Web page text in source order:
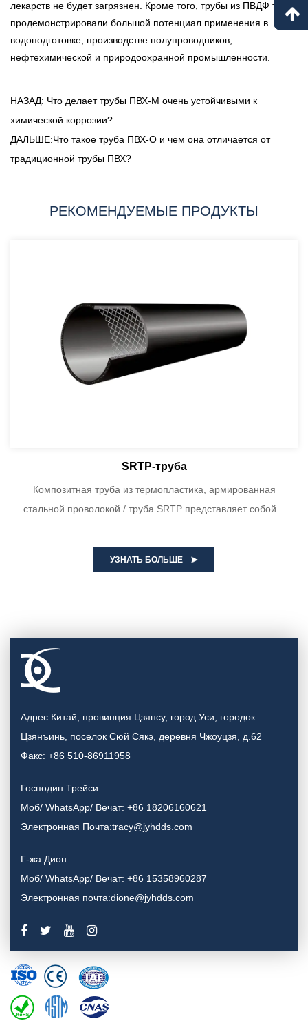
лекарств не будет загрязнен. Кроме того, трубы из ПВДФ также
продемонстрировали большой потенциал применения в
водоподготовке, производстве полупроводников,
нефтехимической и природоохранной промышленности.
НАЗАД: Что делает трубы ПВХ-М очень устойчивыми к
химической коррозии?
ДАЛЬШЕ:Что такое труба ПВХ-О и чем она отличается от
традиционной трубы ПВХ?
РЕКОМЕНДУЕМЫЕ ПРОДУКТЫ
SRTP-труба
Композитная труба из термопластика, армированная
стальной проволокой / труба SRTP представляет собой...
УЗНАТЬ БОЛЬШЕ
Адрес:Китай, провинция Цзянсу, город Уси, городок
Цзянъинь, поселок Сюй Сякэ, деревня Чжоуцзя, д.62
Факс: +86 510-86911958
Господин Трейси
Моб/ WhatsApp/ Вечат: +86 18206160621
Электронная Почта:tracy@jyhdds.com
Г-жа Дион
Моб/ WhatsApp/ Вечат: +86 15358960287
Электронная почта:dione@jyhdds.com